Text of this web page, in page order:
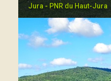
Jura - PNR du Haut-Jura